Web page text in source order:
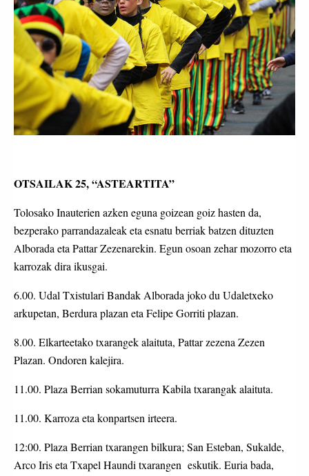
OTSAILAK 25, “ASTEARTITA”
Tolosako Inauterien azken eguna goizean goiz hasten da,
bezperako parrandazaleak eta esnatu berriak batzen dituzten
Alborada eta Pattar Zezenarekin. Egun osoan zehar mozorro eta
karrozak dira ikusgai.
6.00. Udal Txistulari Bandak Alborada joko du Udaletxeko
arkupetan, Berdura plazan eta Felipe Gorriti plazan.
8.00. Elkarteetako txarangek alaituta, Pattar zezena Zezen
Plazan. Ondoren kalejira.
11.00. Plaza Berrian sokamuturra Kabila txarangak alaituta.
11.00. Karroza eta konpartsen irteera.
12:00. Plaza Berrian txarangen bilkura; San Esteban, Sukalde,
Arco Iris eta Txapel Haundi txarangen eskutik. Euria bada,